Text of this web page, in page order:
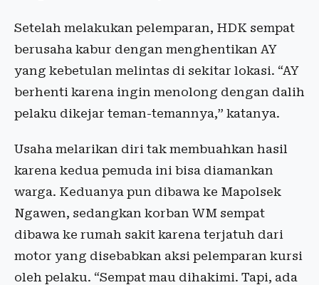
Setelah melakukan pelemparan, HDK sempat
berusaha kabur dengan menghentikan AY
yang kebetulan melintas di sekitar lokasi. “AY
berhenti karena ingin menolong dengan dalih
pelaku dikejar teman-temannya,” katanya.
Usaha melarikan diri tak membuahkan hasil
karena kedua pemuda ini bisa diamankan
warga. Keduanya pun dibawa ke Mapolsek
Ngawen, sedangkan korban WM sempat
dibawa ke rumah sakit karena terjatuh dari
motor yang disebabkan aksi pelemparan kursi
oleh pelaku. “Sempat mau dihakimi. Tapi, ada